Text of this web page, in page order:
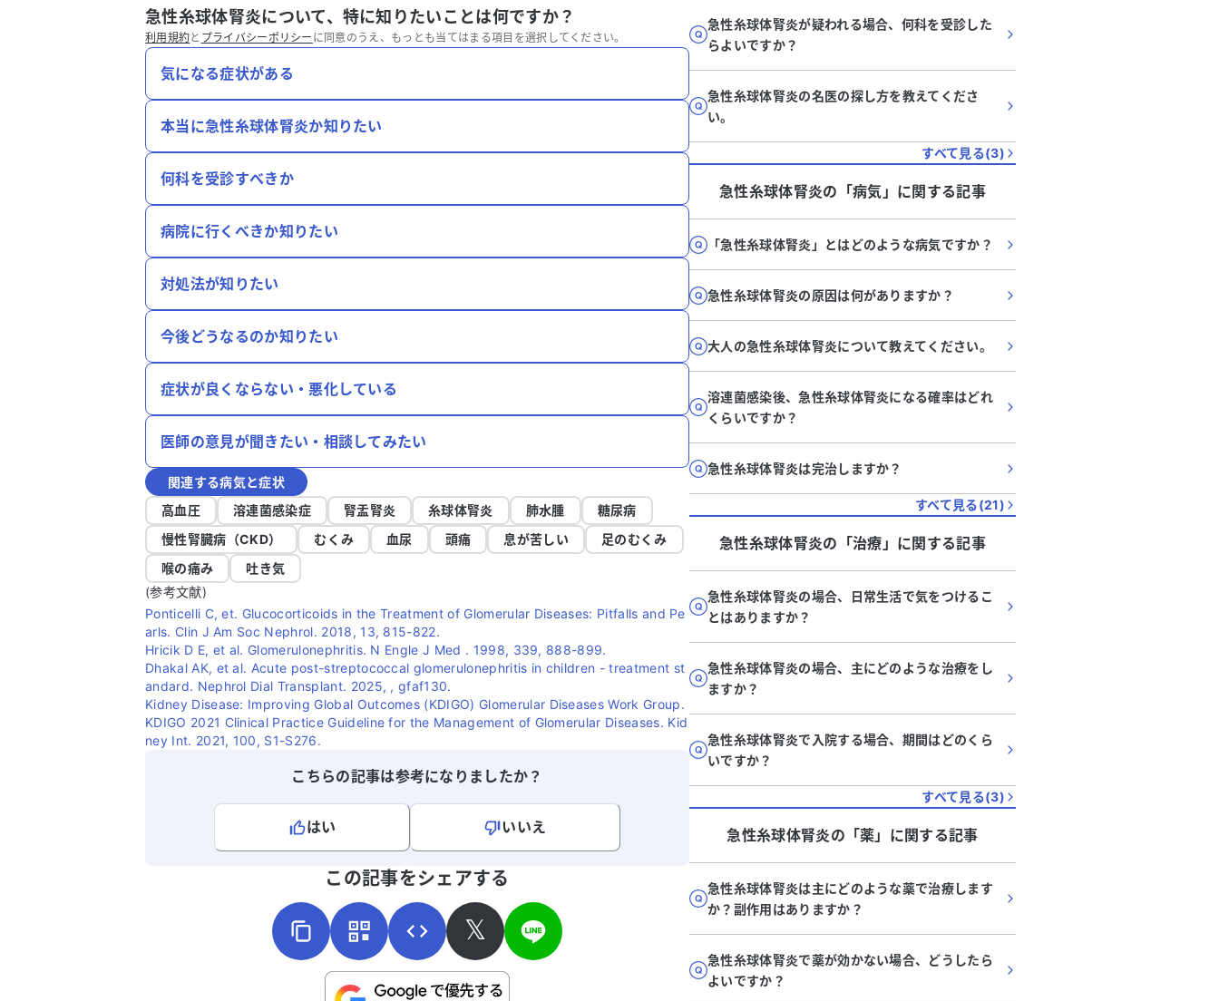
急性糸球体腎炎について、特に知りたいことは何ですか？
利用規約と プライバシーポリシー に同意のうえ、もっとも当てはまる項目を選択してください。
気になる症状がある
本当に急性糸球体腎炎か知りたい
何科を受診すべきか
病院に行くべきか知りたい
対処法が知りたい
今後どうなるのか知りたい
症状が良くならない・悪化している
医師の意見が聞きたい・相談してみたい
関連する病気と症状
高血圧
溶連菌感染症 腎盂腎炎 糸球体腎炎 肺水腫
糖尿病
慢性腎臓病（CKD）
むくみ 血尿 頭痛 息が苦しい
足のむくみ
喉の痛み
吐き気
(参考文献)
Ponticelli C, et. Glucocorticoids in the Treatment of Glomerular Diseases: Pitfalls and Pe
arls. Clin J Am Soc Nephrol. 2018, 13, 815-822.
Hricik D E, et al. Glomerulonephritis. N Engle J Med . 1998, 339, 888-899.
Dhakal AK, et al. Acute post-streptococcal glomerulonephritis in children - treatment st
andard. Nephrol Dial Transplant. 2025, , gfaf130.
Kidney Disease: Improving Global Outcomes (KDIGO) Glomerular Diseases Work Group.
KDIGO 2021 Clinical Practice Guideline for the Management of Glomerular Diseases. Kid
ney Int. 2021, 100, S1-S276.
こちらの記事は参考になりましたか？
はい
いいえ
こちらは送信専用のフォームです。氏名やご自身の病気の詳細などの個人情報は入れないでくだ
この記事をシェアする
𝕏
急性糸球体腎炎が疑われる場合、何科を受診した
らよいですか？
急性糸球体腎炎の名医の探し方を教えてくださ
い。
すべて見る(3)
急性糸球体腎炎の「病気 」に関する記事
「急性糸球体腎炎」とはどのような病気ですか？
急性糸球体腎炎の原因は何がありますか？
大人の急性糸球体腎炎について教えてください。
溶連菌感染後、急性糸球体腎炎になる確率はどれ
くらいですか？
急性糸球体腎炎は完治しますか？
すべて見る(21)
急性糸球体腎炎の「治療 」に関する記事
急性糸球体腎炎の場合、日常生活で気をつけるこ
とはありますか？
急性糸球体腎炎の場合、主にどのような治療をし
ますか？
急性糸球体腎炎で入院する場合、期間はどのくら
いですか？
すべて見る(3)
急性糸球体腎炎の「薬」に関する記事
急性糸球体腎炎は主にどのような薬で治療します
か？副作用はありますか？
急性糸球体腎炎で薬が効かない場合、どうしたら
よいですか？